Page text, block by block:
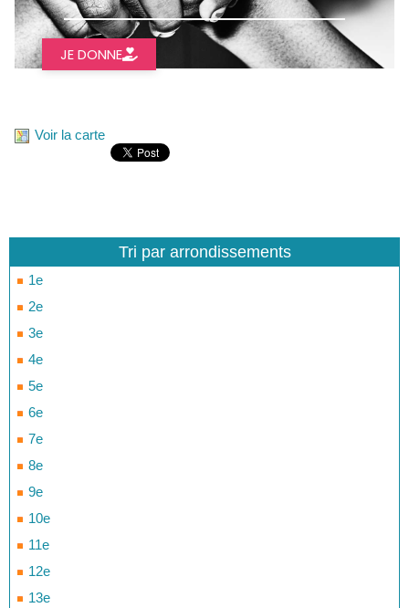
Tri par arrondissements
1e
2e
3e
4e
5e
6e
7e
8e
9e
10e
11e
12e
13e
Voir la carte